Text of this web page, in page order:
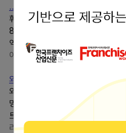
....
휘트니 엘리자베스 휴스턴(영
8월 9일 ~ 2012년 2월 11일)은 미
역사상 가장 많은 상을 수상한 여성
아미아미아미
https://
외국계 기업리스트 : 정보통신
외국계 기업리스트 : 정보통신 회
명 대표업종 국가 ( 택 1) ( 무 ) 무
트웨어 개발 및 공급업 케이만군도 (
리치캣의 현재 그리고 미래